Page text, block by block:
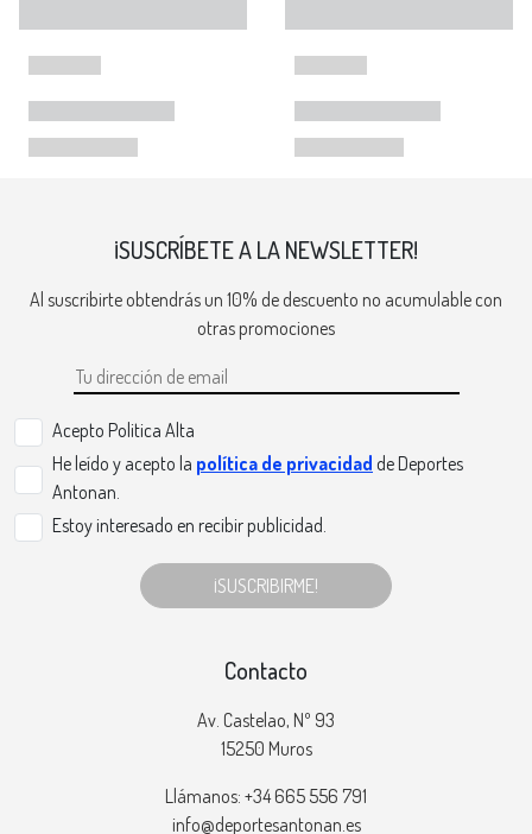
¡SUSCRÍBETE A LA NEWSLETTER!
Al suscribirte obtendrás un 10% de descuento no acumulable con
otras promociones
Acepto Politica Alta
He leído y acepto la política de privacidad de Deportes
Antonan.
Estoy interesado en recibir publicidad.
¡SUSCRIBIRME!
Contacto
Av. Castelao, Nº 93
15250 Muros
Llámanos: +34 665 556 791
info@deportesantonan.es